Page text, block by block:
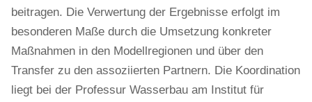
beitragen. Die Verwertung der Ergebnisse erfolgt im
besonderen Maße durch die Umsetzung konkreter
Maßnahmen in den Modellregionen und über den
Transfer zu den assoziierten Partnern. Die Koordination
liegt bei der Professur Wasserbau am Institut für